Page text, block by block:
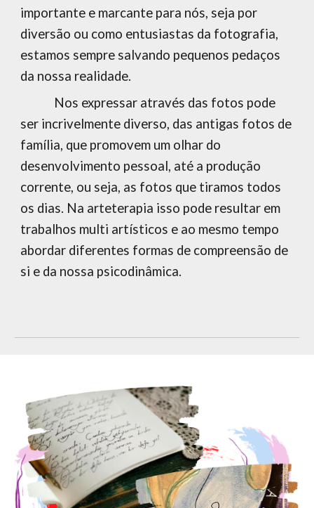
importante e marcante para nós, seja por
diversão ou como entusiastas da fotografia,
estamos sempre salvando pequenos pedaços
da nossa realidade.
Nos expressar através das fotos pode
ser incrivelmente diverso, das antigas fotos de
família, que promovem um olhar do
desenvolvimento pessoal, até a produção
corrente, ou seja, as fotos que tiramos todos
os dias. Na arteterapia isso pode resultar em
trabalhos multi artísticos e ao mesmo tempo
abordar diferentes formas de compreensão de
si e da nossa psicodinâmica.